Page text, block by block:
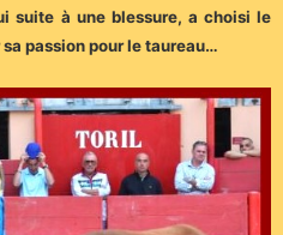
suite à une blessure, a choisi le
passion pour le taureau…